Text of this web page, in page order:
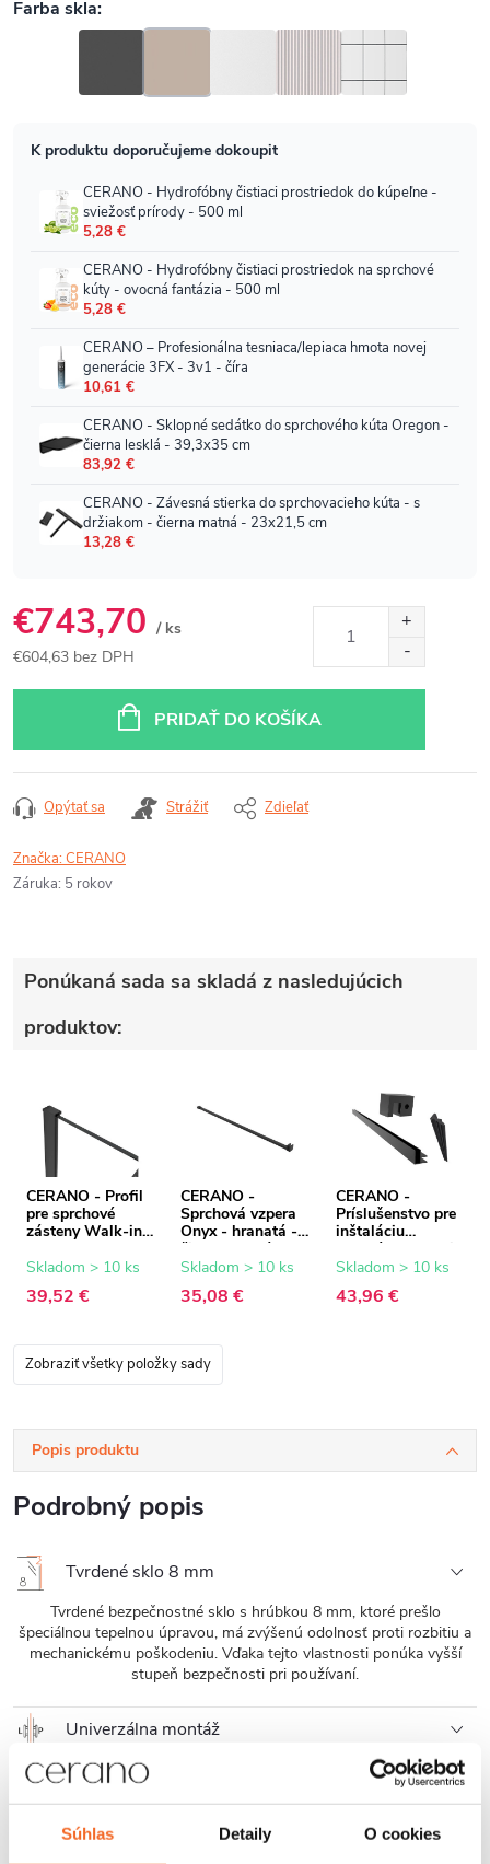
Súhlas Detaily O cookies
€743,70 / ks
€604,63 bez DPH
PRIDAŤ DO KOŠÍKA
Opýtať sa Strážiť Zdieľať
Značka:CERANO
Záruka: 5 rokov
Ponúkaná sada sa skladá z nasledujúcich
produktov:
CERANO - Profil
pre sprchové
zásteny Walk-in
čierna matná - 15
Skladom > 10 ks
39,52 €
CERANO -
Sprchová vzpera
Onyx - hranatá -
čierna matná -
150 cm
Skladom > 10 ks
35,08 €
CERANO -
Príslušenstvo pre
inštaláciu
rohového Walk-in
Onyx - čierna
Skladom > 10 ks
43,96 €
Zobraziť všetky položky sady
Popis produktu
Podrobný popis
Tvrdené sklo 8 mm
Tvrdené bezpečnostné sklo s hrúbkou 8 mm, ktoré prešlo
špeciálnou tepelnou úpravou, má zvýšenú odolnosť proti rozbitiu a
mechanickému poškodeniu. Vďaka tejto vlastnosti ponúka vyšší
stupeň bezpečnosti pri používaní.
Univerzálna montáž
FlexSide systém umožňuje inštaláciu na pravú aj ľavú stranu. Vďaka
tomu sa sprchovací kút ľahko prispôsobí konkrétnemu usporiadaniu
kúpeľne a jej priestorovým možnostiam.